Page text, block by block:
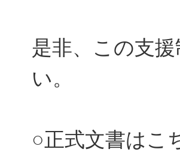
是非、この支
い。
○正式文書はこ